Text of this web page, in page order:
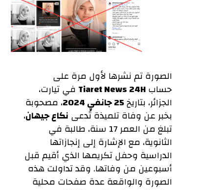
الصورة تم نشرها لأول مرة على
حسابTiaret News 24H في تيارت،
الجزائر، بتاريخ25 جانفي 2024
، مصحوبة
بخبر عن وفاة تلميذة تُدعى نكاع جيهان،
تبلغ من العمر 17 سنة، طالبة في
الثانوية، مع الإشارة إلى إنجازاتها
الدراسية وحفل تكريمها الذي أقيم قبل
أسبوعين من وفاتها. وقد تداولت هذه
الصورة والواقعة عدة صفحات محلية